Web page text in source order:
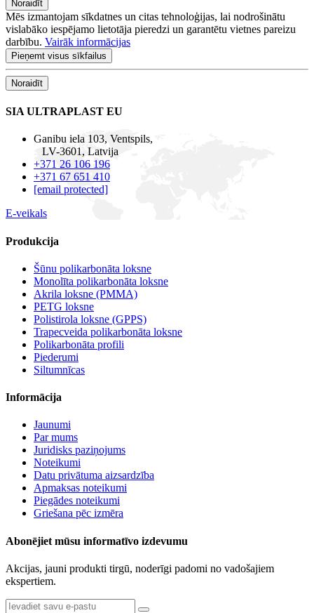
Noraidīt
Mēs izmantojam sīkdatnes un citas tehnoloģijas, lai nodrošinātu
vislabāko iespējamo lietotāja pieredzi un garantētu vietnes pareizu
darbību. Vairāk informācijas
Pieņemt visus sīkfailus
Noraidīt
SIA ULTRAPLAST EU
Ganibu iela 103, Ventspils,
LV-3601, Latvija
+371 26 106 196
+371 67 651 410
[email protected]
E-veikals
Produkcija
Šūnu polikarbonāta loksne
Monolīta polikarbonāta loksne
Akrila loksne (PMMA)
PETG loksne
Polistirola loksne (GPPS)
Trapecveida polikarbonāta loksne
Polikarbonāta profili
Piederumi
Siltumnīcas
Informācija
Jaunumi
Par mums
Juridisks paziņojums
Noteikumi
Datu privātuma aizsardzība
Apmaksas noteikumi
Piegādes noteikumi
Griešana pēc izmēra
Abonējiet mūsu informatīvo izdevumu
Akcijas, jauni produkti tirgū, noderīgi padomi no vadošajiem
ekspertiem.